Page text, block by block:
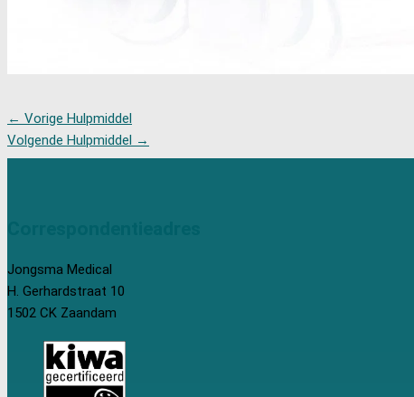
← Vorige Hulpmiddel
Volgende Hulpmiddel →
Jongsma Medical
H. Gerhardstraat 10
1502 CK Zaandam